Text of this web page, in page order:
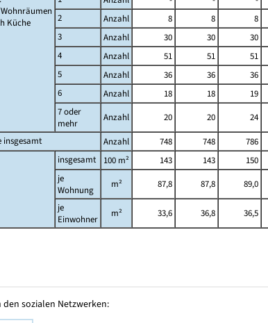
Küche
2
Anzahl 8 8 8
3
Anzahl 30 30 30
4
Anzahl 51 51 51
5
Anzahl 36 36 36
6
Anzahl 18 18 19
7 oder
mehr
Anzahl 20 20 24
insgesamt
Anzahl 748 748 786
insgesamt 100 m² 143 143 150
je
Wohnung
m² 87,8 87,8 89,0
je
Einwohner
m² 33,6 36,8 36,5
sozialen Netzwerken: